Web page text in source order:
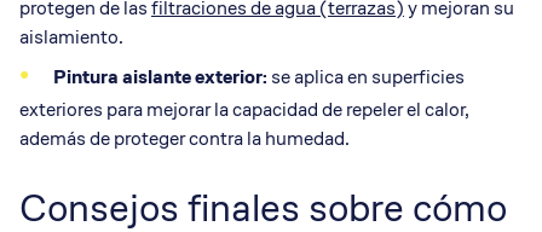
protegen de lasfiltraciones de agua (terrazas)y mejoran su
aislamiento.
Pintura aislante exterior: se aplica en superficies
exteriores para mejorar la capacidad de repeler el calor,
además de proteger contra la humedad.
Consejos finales sobre cómo